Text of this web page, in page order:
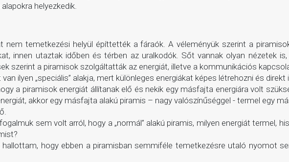
helyezkedik.
nem temetkezési helyül építtették a fáraók. A véleményük szerint a
innen utaztak időben és térben az uralkodók. Sőt vannak olyan nézetek
szerint a piramisok szolgáltatták az energiát, illetve a kommunikációs
ilyen „speciális” alakja, mert különleges energiákat képes létrehozni és
a piramisok energiát állítanak elő és nekik egy másfajta energiára volt
akkor egy másfajta alakú piramis – nagy valószínűséggel - termel egy
sem volt arról, hogy a „normál” alakú piramis, milyen energiát termel,
hogy ebben a piramisban semmiféle temetkezésre utaló nyomot